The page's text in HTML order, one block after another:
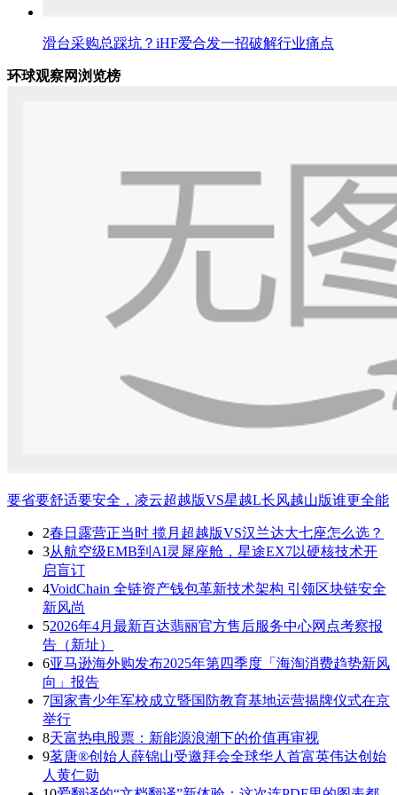
滑台采购总踩坑？iHF爱合发一招破解行业痛点
环球观察网浏览榜
要省要舒适要安全，凌云超越版VS星越L长风越山版谁更全能
2春日露营正当时 揽月超越版VS汉兰达大七座怎么选？
3从航空级EMB到AI灵犀座舱，星途EX7以硬核技术开
启盲订
4VoidChain 全链资产钱包革新技术架构 引领区块链安全
新风尚
52026年4月最新百达翡丽官方售后服务中心网点考察报
告（新址）
6亚马逊海外购发布2025年第四季度「海淘消费趋势新风
向」报告
7国家青少年军校成立暨国防教育基地运营揭牌仪式在京
举行
8天富热电股票：新能源浪潮下的价值再审视
9茗唐®创始人薛锦山受邀拜会全球华人首富英伟达创始
人黄仁勋